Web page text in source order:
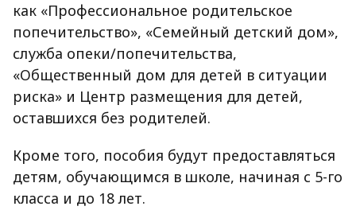
как «Профессиональное родительское
попечительство», «Семейный детский дом»,
служба опеки/попечительства,
«Общественный дом для детей в ситуации
риска» и Центр размещения для детей,
оставшихся без родителей.
Кроме того, пособия будут предоставляться
детям, обучающимся в школе, начиная с 5-го
класса и до 18 лет.